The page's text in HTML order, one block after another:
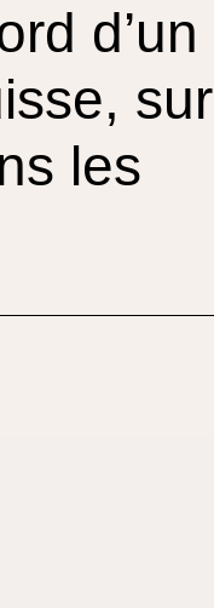
d’un
sur
les